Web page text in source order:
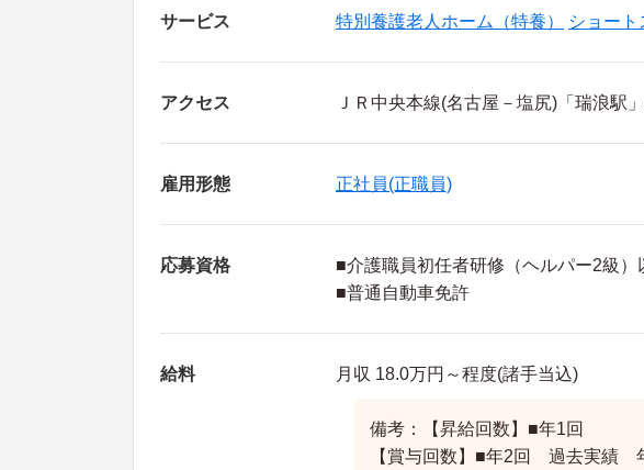
サービス 特別養護老人ホーム（特養） ショート
アクセス ＪＲ中央本線(名古屋－塩尻)「瑞浪駅
雇用形態 正社員(正職員)
応募資格
■介護職員初任者研修（ヘルパー2級）
■普通自動車免許
給料 月収 18.0万円～程度(諸手当込)
備考：【昇給回数】■年1回
【賞与回数】■年2回 過去実績